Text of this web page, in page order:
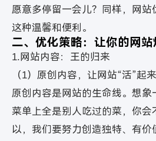
愿意多停留一会儿？同样，网站
这种温馨和便利。
二、优化策略：让你的网
1.网站内容：王的归来
（1）原创内容，让网站“活”起来
原创内容是网站的生命线。想象
菜单上全是别人吃过的菜，你会
以，我们要努力创造独特、有